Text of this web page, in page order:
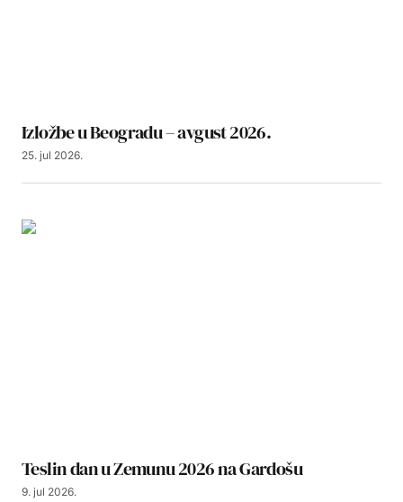
Izložbe u Beogradu – avgust 2026.
25. jul 2026.
Teslin dan u Zemunu 2026 na Gardošu
9. jul 2026.